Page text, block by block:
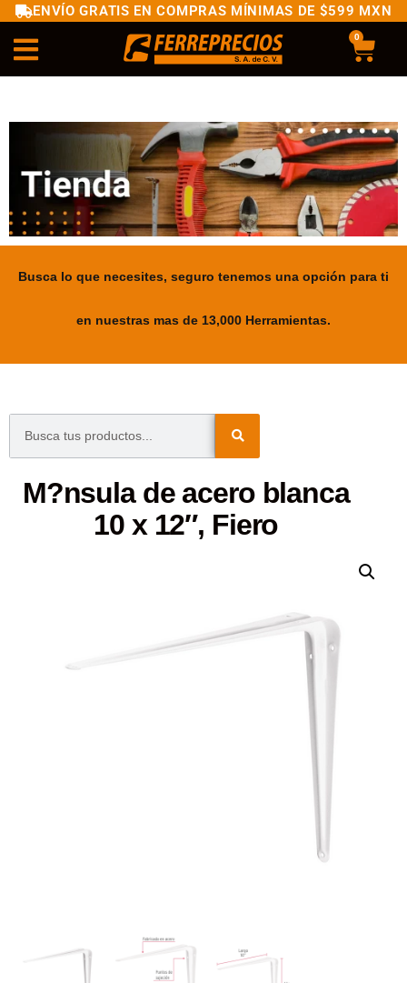
ENVÍO GRATIS EN COMPRAS MÍNIMAS DE $599 MXN
0
Busca lo que necesites, seguro tenemos una opción para ti
en nuestras mas de 13,000 Herramientas.
M?nsula de acero blanca
10 x 12″, Fiero